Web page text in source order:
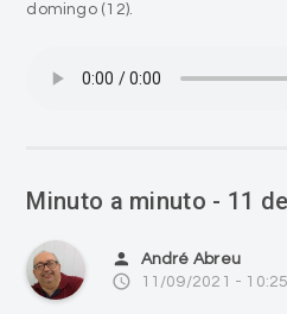
domingo (12).
Minuto a minuto - 11
person André Abreu
access_time 11/09/2021 - 10:25